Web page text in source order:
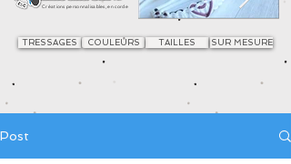
Créations personnalisables, en corde
TRESSAGES COULEURS TAILLES SUR MESURE
Post